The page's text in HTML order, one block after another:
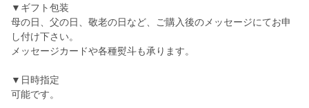
▼ギフト包装
母の日、父の日、敬老の日など、ご購入後のメッセージにてお申
し付け下さい。
メッセージカードや各種熨斗も承ります。
▼日時指定
可能です。